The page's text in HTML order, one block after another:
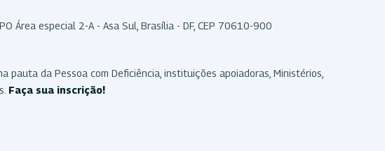
Área especial 2-A - Asa Sul, Brasília - DF, CEP 70610-900
pauta da Pessoa com Deficiência, instituições apoiadoras, Ministérios,
Faça sua inscrição!